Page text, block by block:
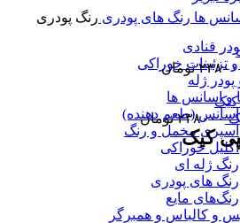
قنادی
تزئینات خوراکی
ژله
و اسانس ها
اسانس (طعم دهنده)
اسپری مخمل و رنگ
اکلیل خوراکی
رنگ ژله ای
رنگ های پودری
رنگ‌های مایع
و کالباس و همبرگر
ها رنگ های پودری رنگ پودری
تومان
۲۳۸۰۰۰ تومان
کیک